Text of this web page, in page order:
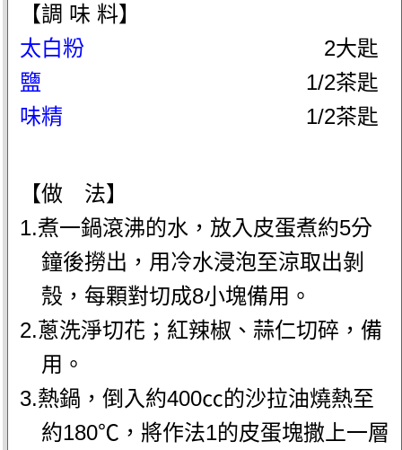
【調 味 料】
太白粉
2大匙
鹽
1/2茶匙
味精
1/2茶匙
【做 法】
1.煮一鍋滾沸的水，放入皮蛋煮約5分
鐘後撈出，用冷水浸泡至涼取出剝
殼，每顆對切成8小塊備用。
2.蔥洗淨切花；紅辣椒、蒜仁切碎，備
用。
3.熱鍋，倒入約400㏄的沙拉油燒熱至
約180℃，將作法1的皮蛋塊撒上一層